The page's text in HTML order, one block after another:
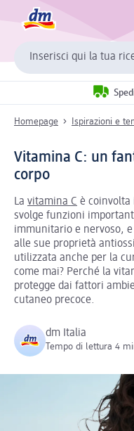
Inserisci qui la tua
Homepage Ispirazioni e
Vitamina C: un
corpo
La vitamina C è coinvolta
svolge funzioni
immunitario e nervoso,
alle sue proprietà
utilizzata anche per la
come mai? Perché la
protegge dai fattori
cutaneo precoce.
dm Italia
Tempo di lettura 4